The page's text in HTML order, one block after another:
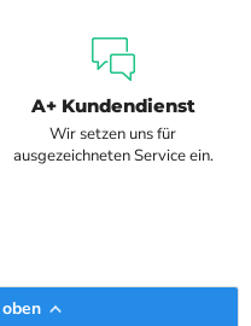
A+ Kundendienst
Wir setzen uns für
ausgezeichneten Service ein.